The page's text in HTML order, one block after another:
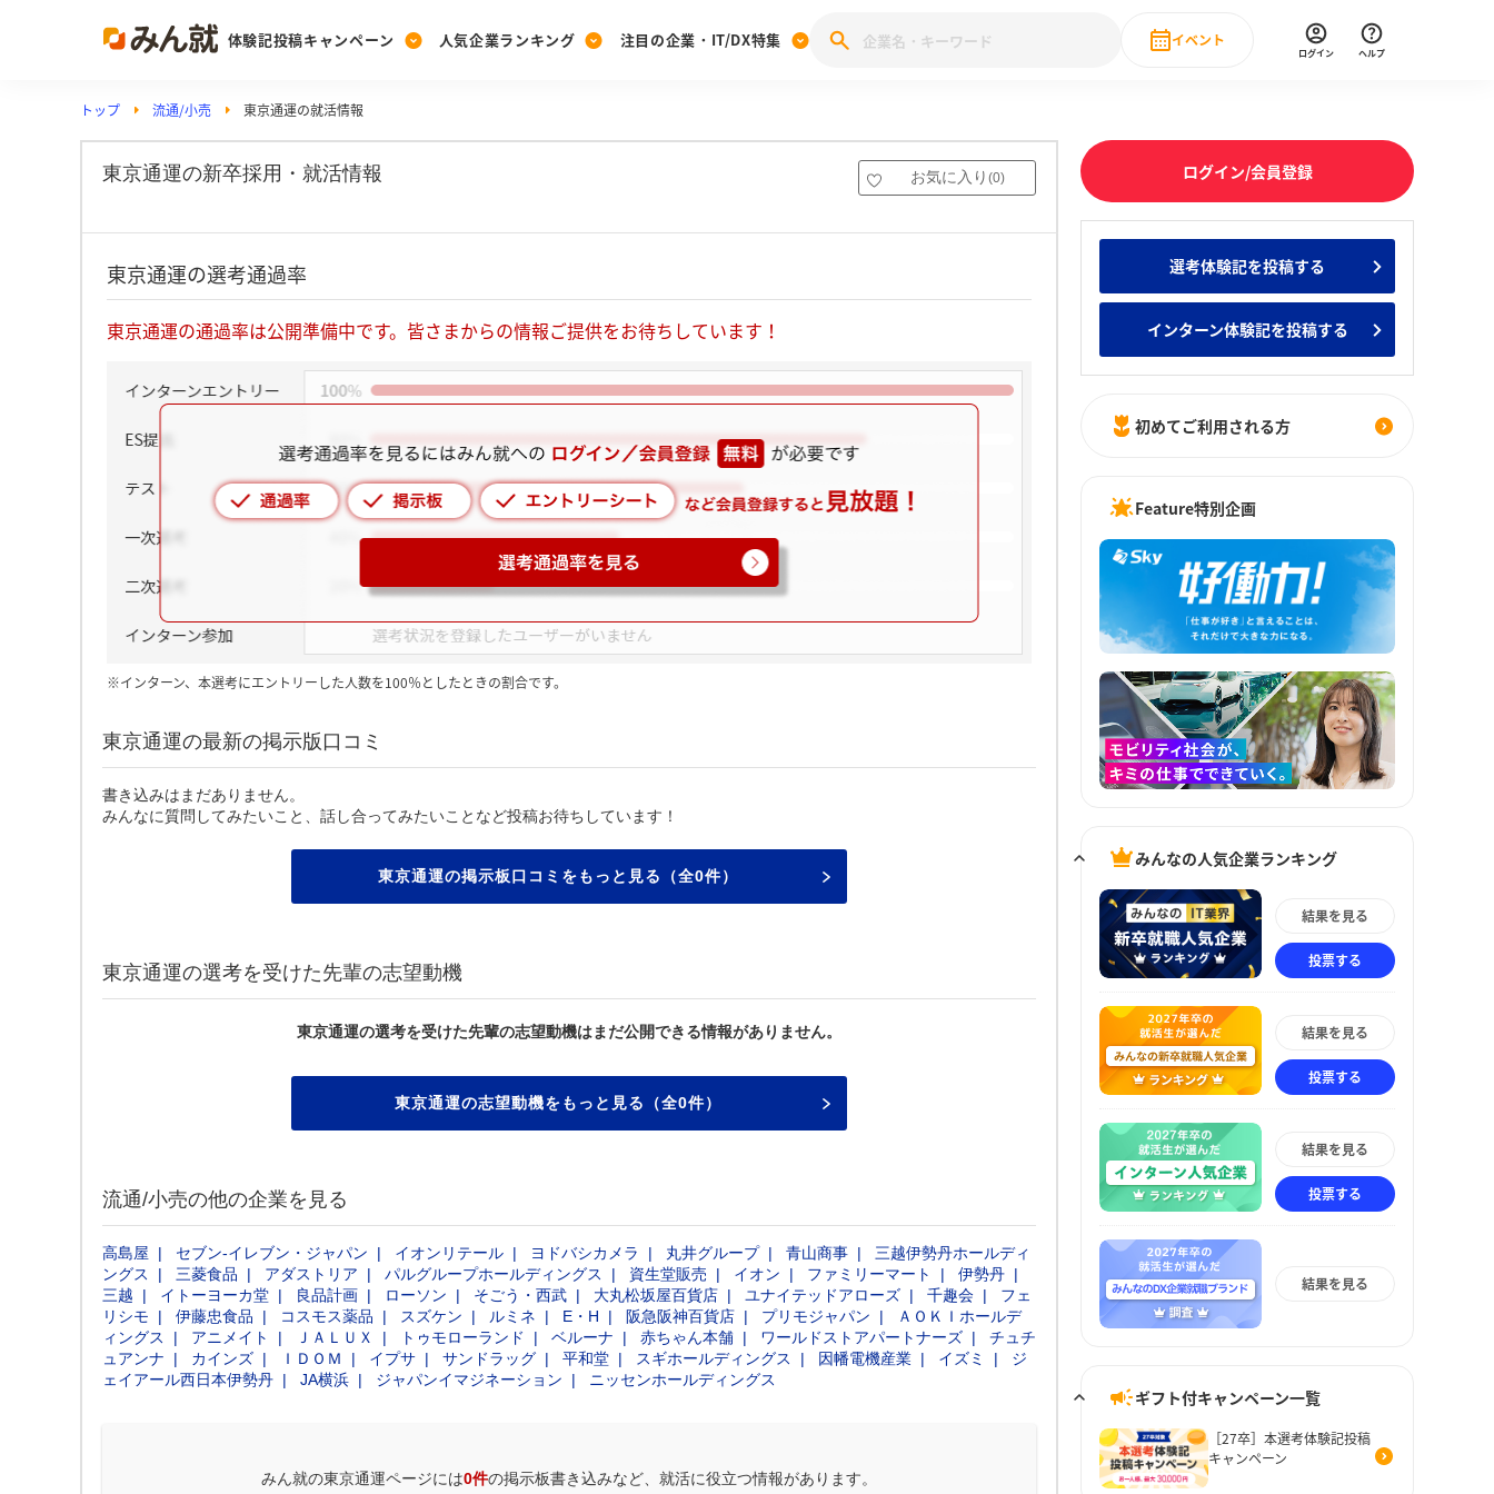
体験記投稿キャンペーン
Post
投稿する
[27卒] 本選考体験記投稿キャンペーン
人気企業ランキング
Ranking
ランキングを見る
みんなの新卒就職人気企業ランキング みんなのインターン人気企業ランキ
注目の企業・IT/DX特集
PickUp
注目の企業特集
28卒 IT・DX企業特集 27卒 IT・DX企業特集 28卒 IT・DX現場社員インタビュー
動画で知ろう！業界・企業研究
イベント
直近のイベント一覧
ログイン ヘルプ
トップ 流通/小売 東京通運の就活情報
東京通運の新卒採用・就活情報 お気に入り (0)
東京通運の選考通過率
東京通運の通過率は公開準備中です。皆さまからの情報ご提供をお待ちしています！
※インターン、本選考にエントリーした人数を100％としたときの割合です。
東京通運の最新の掲示版口コミ
書き込みはまだありません。
みんなに質問してみたいこと、話し合ってみたいことなど投稿お待ちしています！
東京通運の掲示板口コミをもっと見る（全0件）
東京通運の選考を受けた先輩の志望動機
東京通運の選考を受けた先輩の志望動機はまだ公開できる情報がありません。
東京通運の志望動機をもっと見る（全0件）
流通/小売の他の企業を見る
高島屋 セブン‐イレブン・ジャパン イオンリテール ヨドバシカメラ 丸井グループ 青山商事
三越伊勢丹ホールディ
ングス
三菱食品 アダストリア パルグループホールディングス 資生堂販売 イオン ファミリーマート
伊勢丹
三越
イトーヨーカ堂 良品計画 ローソン そごう・西武 大丸松坂屋百貨店 ユナイテッドアローズ 千趣会
フェ
リシモ
伊藤忠食品 コスモス薬品 スズケン ルミネ E・H 阪急阪神百貨店 プリモジャパン
ＡＯＫＩホールデ
ィングス
アニメイト ＪＡＬＵＸ トゥモローランド ベルーナ 赤ちゃん本舗 ワールドストアパートナーズ
チュチ
ュアンナ
カインズ ＩＤＯＭ イプサ サンドラッグ 平和堂 スギホールディングス 因幡電機産業 イズミ
ジ
ェイアール西日本伊勢丹
JA横浜 ジャパンイマジネーション ニッセンホールディングス
みん就の東京通運ページには0件の掲示板書き込みなど、就活に役立つ情報があります。
ログイン/会員登録
選考体験記を投稿する
インターン体験記を投稿する
初めてご利用される方
Feature特別企画
みんなの人気企業ランキング
結果を見る
投票する
結果を見る
投票する
結果を見る
投票する
結果を見る
ギフト付キャンペーン一覧
［27卒］本選考体験記投稿
キャンペーン